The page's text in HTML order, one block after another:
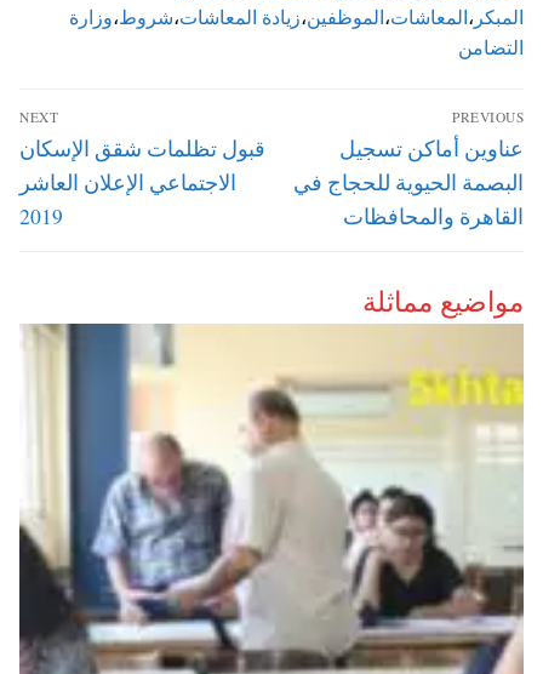
المبكر ،المعاشات،الموظفين،زيادة المعاشات،شروط،وزارة
التضامن
تصفّح
المقالات
PREVIOUS
Previous
post:
عناوين أماكن تسجيل
البصمة الحيوية للحجاج في
القاهرة والمحافظات
NEXT
Next
قبول تظلمات شقق الإسكان
الاجتماعي الإعلان العاشر
2019
مواضيع مماثلة